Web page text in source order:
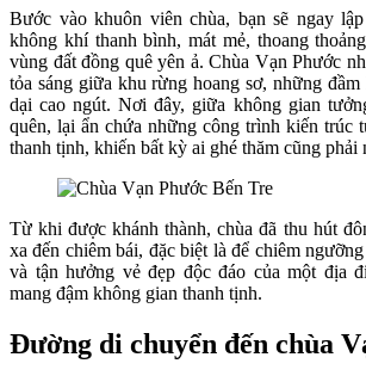
Bước vào khuôn viên chùa, bạn sẽ ngay
không khí thanh bình, mát mẻ, thoang
vùng đất đồng quê yên ả. Chùa Vạn Phước
tỏa sáng giữa khu rừng hoang sơ, những
dại cao ngút. Nơi đây, giữa không gian
quên, lại ẩn chứa những công trình kiến trúc
thanh tịnh, khiến bất kỳ ai ghé thăm cũng phải
Từ khi được khánh thành, chùa đã thu hút
xa đến chiêm bái, đặc biệt là để chiêm
và tận hưởng vẻ đẹp độc đáo của một địa
mang đậm không gian thanh tịnh.
Đường di chuyển đến chùa